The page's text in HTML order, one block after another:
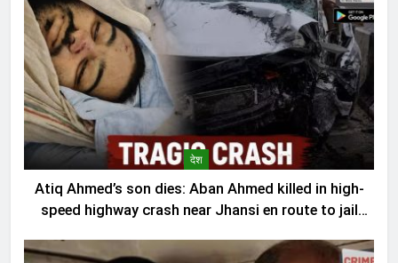
देश
Atiq Ahmed’s son dies: Aban Ahmed killed in high-
speed highway crash near Jhansi en route to jail